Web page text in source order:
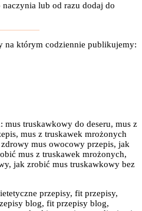
naczynia lub od razu dodaj do
na którym codziennie publikujemy:
mus truskawkowy do deseru, mus z
mus z truskawek mrożonych
mus owocowy przepis, jak
mus z truskawek mrożonych,
jak zrobić mus truskawkowy bez
przepisy, fit przepisy,
blog, fit przepisy blog,